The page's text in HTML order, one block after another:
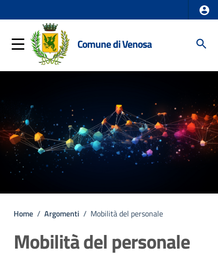
Comune di Venosa
Home / Argomenti / Mobilità del personale
Mobilità del personale